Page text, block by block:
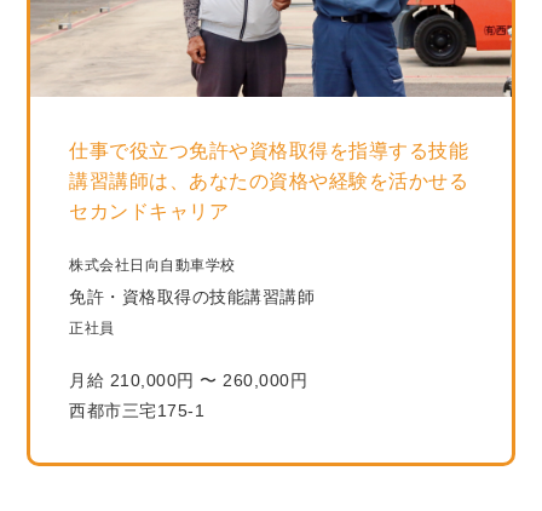
仕事で役立つ免許や資格取得を指導する技能
講習講師は、あなたの資格や経験を活かせる
セカンドキャリア
株式会社日向自動車学校
免許・資格取得の技能講習講師
正社員
月給 210,000円 〜 260,000円
西都市三宅175-1